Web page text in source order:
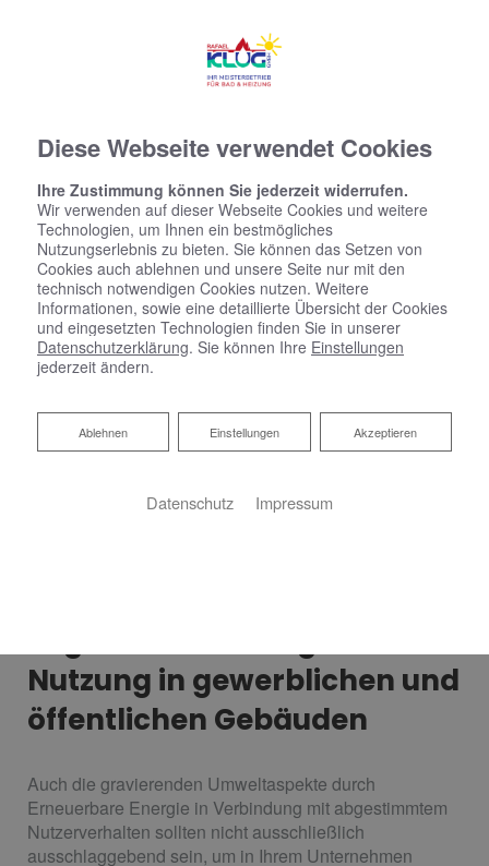
Nutzung in gewerblichen und
öffentlichen Gebäuden
Auch die gravierenden Umweltaspekte durch
Erneuerbare Energie in Verbindung mit abgestimmtem
Nutzerverhalten sollten nicht ausschließlich
ausschlaggebend sein, um in Ihrem Unternehmen
Diese Webseite verwendet Cookies
Ihre Zustimmung können Sie jederzeit widerrufen.
Wir verwenden auf dieser Webseite Cookies und weitere
Technologien, um Ihnen ein bestmögliches
Nutzungserlebnis zu bieten. Sie können das Setzen von
Cookies auch ablehnen und unsere Seite nur mit den
technisch notwendigen Cookies nutzen. Weitere
Informationen, sowie eine detaillierte Übersicht der Cookies
und eingesetzten Technologien finden Sie in unserer
Datenschutzerklärung. Sie können Ihre Einstellungen
jederzeit ändern.
Akzeptieren
Einstellungen
Ablehnen
Ablehnen
Datenschutz Impressum